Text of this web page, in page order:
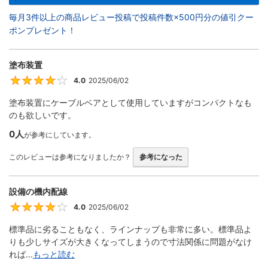
毎月3件以上の商品レビュー投稿で投稿件数×500円分の値引クー
ポンプレゼント！
塗布装置
4
4.0 2025/06/02
塗布装置にケーブルベアとして使用していますがコンパクトなも
のも欲しいです。
0人が参考にしています。
このレビューは参考になりましたか？ 参考になった
設備の機内配線
4
4.0 2025/06/02
標準品に劣ることもなく、ラインナップも非常に多い。標準品よ
りも少しサイズが大きくなってしまうので寸法関係に問題がなけ
れば...もっと読む